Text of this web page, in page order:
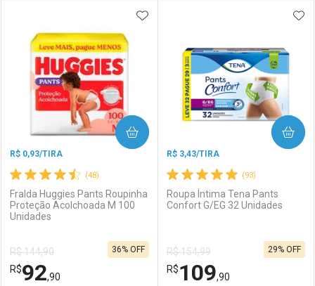
Laboratório
Comprar sem Desconto
Por R$ 29,19/cada
Por Menos
Comprar sem Desconto
Por R$ 29,19/cada
Laboratório
Comprar sem Desconto
Por R$ 161,82/cada
Por Menos
Comprar sem Desconto
Por R$ 161,82/cada
(48)
R$ 0,93/TIRA
Fralda Huggies Pants Roupinha
Proteção Acolchoada M 100
Unidades
R$ 144,90
R$92,90
36% OFF
ADICIONAR AOS FAVORITOS
COMPRAR
(93)
R$ 3,43/TIRA
Roupa Íntima Tena Pants
Confort G/EG 32 Unidades
R$ 154,99
R$109,90
29% OFF
COMPRAR